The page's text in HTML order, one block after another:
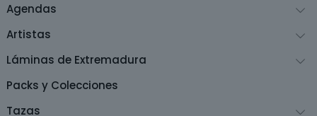
Agendas
Artistas
Láminas de Extremadura
Packs y Colecciones
Tazas